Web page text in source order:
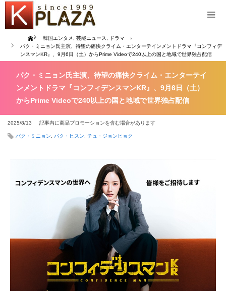
Home 韓国エンタメ 芸能ニュース
ドラマ
パク・ミニョン氏主演、待望の痛快クライム・エンターテインメントドラマ『コンフィデ
ンスマンKR』、9月6日（土）からPrime Videoで240以上の国と地域で世界独占配信
パク・ミニョン氏主演、待望の痛快クライム・エンターテイ
ンメントドラマ『コンフィデンスマンKR』、9月6日（土）
からPrime Videoで240以上の国と地域で世界独占配信
2025/8/13 記事内に商品プロモーションを含む場合があります
パク・ミニョン パク・ヒスン チュ・ジョンヒョク